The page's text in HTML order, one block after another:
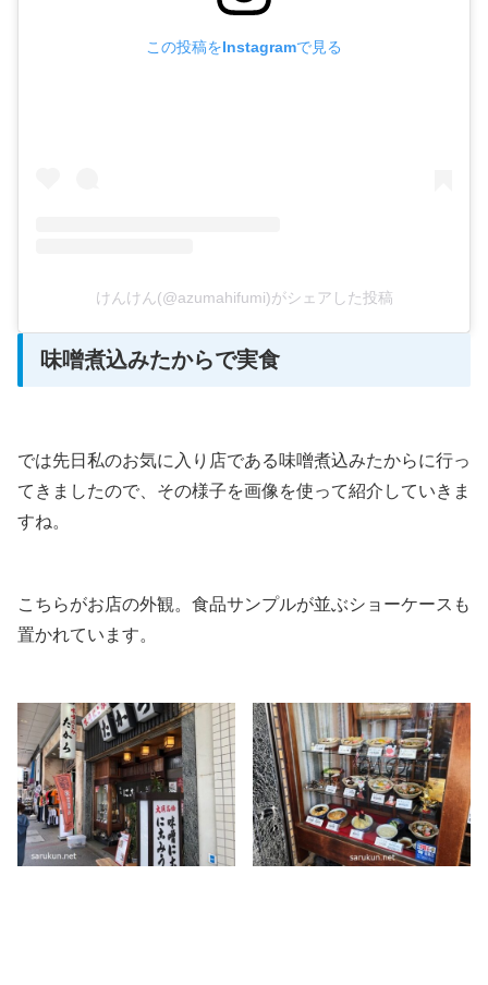
この投稿をInstagramで見る
けんけん(@azumahifumi)がシェアした投稿
味噌煮込みたからで実食
では先日私のお気に入り店である味噌煮込みたからに行っ
てきましたので、その様子を画像を使って紹介していきま
すね。
こちらがお店の外観。食品サンプルが並ぶショーケースも
置かれています。